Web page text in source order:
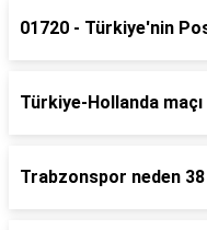
01720 - Türkiye'nin
Türkiye-Hollanda
Trabzonspor neden 38